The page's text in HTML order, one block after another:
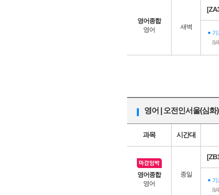
영어종합
영어
새벽
기
8/
영어 | 오전인서울(심화)
과목 시간대
영어종합
영어
종일
기
8/